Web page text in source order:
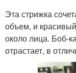
Эта стрижка
объем, и
около лица. Боб-
отрастает, в